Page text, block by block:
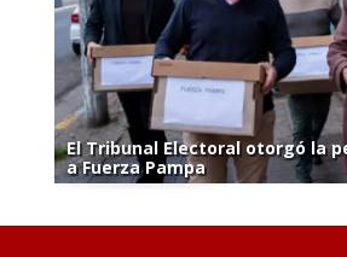
El Tribunal Electoral otorgó la
a Fuerza Pampa